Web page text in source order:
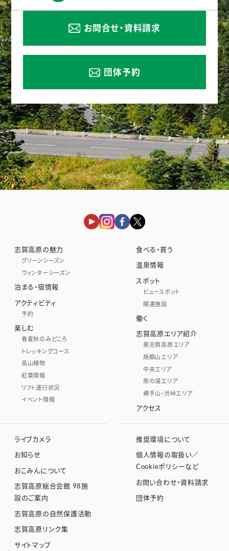
お問合せ・資料請求
団体予約
志賀高原の魅力
グリーンシーズン
ウィンターシーズン
泊まる・宿情報
アクティビティ
予約
楽しむ
春夏秋のみどころ
トレッキングコース
高山植物
紅葉情報
リフト運行状況
イベント情報
食べる・買う
温泉情報
スポット
ビュースポット
関連施設
働く
志賀高原エリア紹介
奥志賀高原エリア
焼額山エリア
中央エリア
熊の湯エリア
横手山・渋峠エリア
アクセス
ライブカメラ
お知らせ
おこみんについて
志賀高原総合会館 98施
設のご案内
志賀高原の自然保護活動
志賀高原リンク集
サイトマップ
推奨環境について
個人情報の取扱い／
Cookieポリシーなど
お問い合わせ・資料請求
団体予約